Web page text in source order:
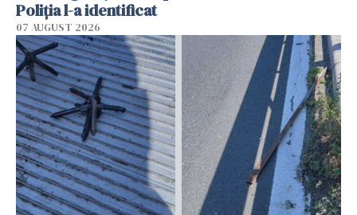
Poliția l-a identificat
07 AUGUST 2026